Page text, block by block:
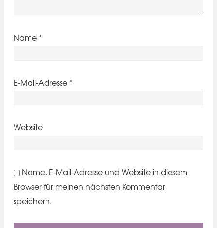
Name *
E-Mail-Adresse *
Website
Name, E-Mail-Adresse und Website in diesem
Browser für meinen nächsten Kommentar
speichern.